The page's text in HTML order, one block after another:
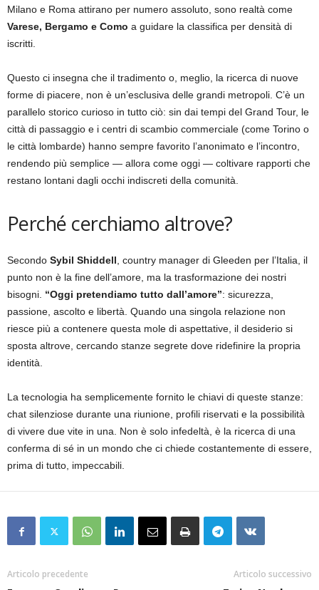
Milano e Roma attirano per numero assoluto, sono realtà come
Varese, Bergamo e Como a guidare la classifica per densità di
iscritti.
Questo ci insegna che il tradimento o, meglio, la ricerca di nuove
forme di piacere, non è un’esclusiva delle grandi metropoli. C’è un
parallelo storico curioso in tutto ciò: sin dai tempi del Grand Tour, le
città di passaggio e i centri di scambio commerciale (come Torino o
le città lombarde) hanno sempre favorito l’anonimato e l’incontro,
rendendo più semplice — allora come oggi — coltivare rapporti che
restano lontani dagli occhi indiscreti della comunità.
Perché cerchiamo altrove?
Secondo Sybil Shiddell, country manager di Gleeden per l’Italia, il
punto non è la fine dell’amore, ma la trasformazione dei nostri
bisogni. “Oggi pretendiamo tutto dall’amore”: sicurezza,
passione, ascolto e libertà. Quando una singola relazione non
riesce più a contenere questa mole di aspettative, il desiderio si
sposta altrove, cercando stanze segrete dove ridefinire la propria
identità.
La tecnologia ha semplicemente fornito le chiavi di queste stanze:
chat silenziose durante una riunione, profili riservati e la possibilità
di vivere due vite in una. Non è solo infedeltà, è la ricerca di una
conferma di sé in un mondo che ci chiede costantemente di essere,
prima di tutto, impeccabili.
Articolo precedente Articolo successivo